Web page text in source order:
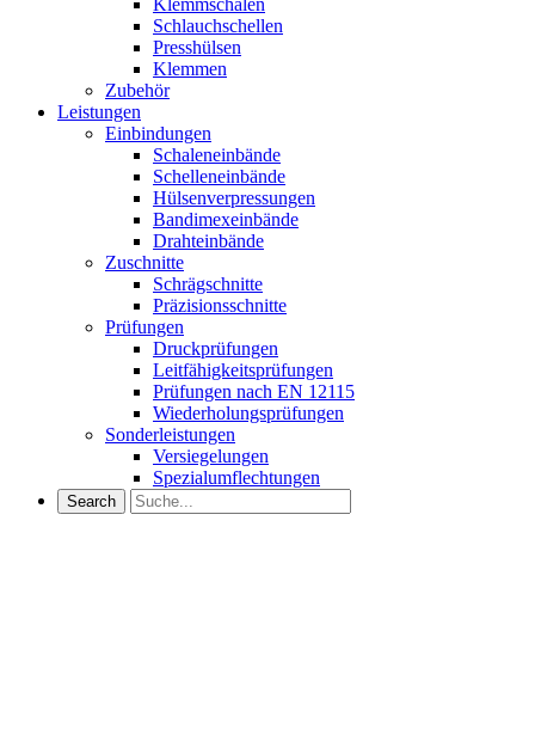
Klemmschalen
Schlauchschellen
Presshülsen
Klemmen
Zubehör
Leistungen
Einbindungen
Schaleneinbände
Schelleneinbände
Hülsenverpressungen
Bandimexeinbände
Drahteinbände
Zuschnitte
Schrägschnitte
Präzisionsschnitte
Prüfungen
Druckprüfungen
Leitfähigkeitsprüfungen
Prüfungen nach EN 12115
Wiederholungsprüfungen
Sonderleistungen
Versiegelungen
Spezialumflechtungen